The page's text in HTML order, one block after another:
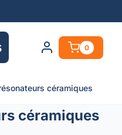
0
céramiques
céramiques